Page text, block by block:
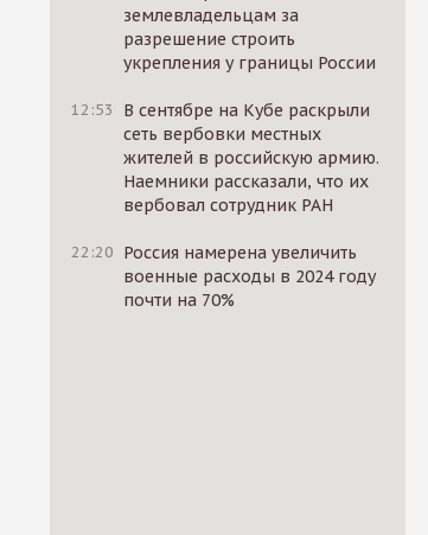
землевладельцам за
разрешение строить
укрепления у границы России
12:53
В сентябре на Кубе раскрыли
сеть вербовки местных
жителей в российскую армию.
Наемники рассказали, что их
вербовал сотрудник РАН
22:20 Россия намерена увеличить
военные расходы в 2024 году
почти на 70%